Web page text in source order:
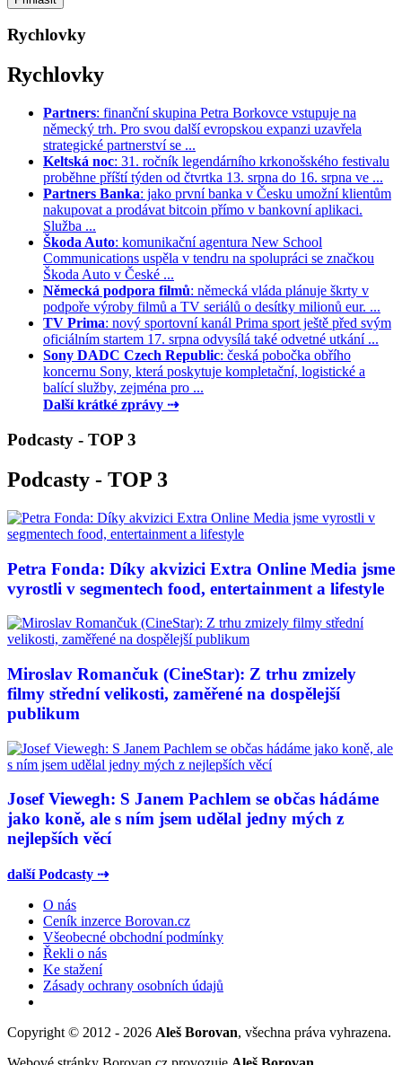
Rychlovky
Rychlovky
Partners: finanční skupina Petra Borkovce vstupuje na
německý trh. Pro svou další evropskou expanzi uzavřela
strategické partnerství se ...
Keltská noc: 31. ročník legendárního krkonošského festivalu
proběhne příští týden od čtvrtka 13. srpna do 16. srpna ve ...
Partners Banka: jako první banka v Česku umožní klientům
nakupovat a prodávat bitcoin přímo v bankovní aplikaci.
Služba ...
Škoda Auto: komunikační agentura New School
Communications uspěla v tendru na spolupráci se značkou
Škoda Auto v České ...
Německá podpora filmů: německá vláda plánuje škrty v
podpoře výroby filmů a TV seriálů o desítky milionů eur. ...
TV Prima: nový sportovní kanál Prima sport ještě před svým
oficiálním startem 17. srpna odvysílá také odvetné utkání ...
Sony DADC Czech Republic: česká pobočka obřího
koncernu Sony, která poskytuje kompletační, logistické a
balící služby, zejména pro ...
Další krátké zprávy ⇢
Podcasty - TOP 3
Podcasty - TOP 3
Petra Fonda: Díky akvizici Extra Online Media jsme
vyrostli v segmentech food, entertainment a lifestyle
Miroslav Romančuk (CineStar): Z trhu zmizely
filmy střední velikosti, zaměřené na dospělejší
publikum
Josef Viewegh: S Janem Pachlem se občas hádáme
jako koně, ale s ním jsem udělal jedny mých z
nejlepších věcí
další Podcasty ⇢
O nás
Ceník inzerce Borovan.cz
Všeobecné obchodní podmínky
Řekli o nás
Ke stažení
Zásady ochrany osobních údajů
Copyright © 2012 - 2026 Aleš Borovan, všechna práva vyhrazena.